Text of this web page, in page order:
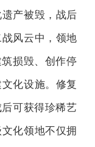
产被毁，战后
风云中，领地
损毁、创作停
化设施。修复
可获得珍稀艺
化领地不仅拥